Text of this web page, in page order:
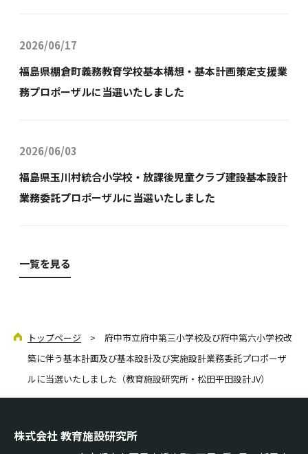
2026/06/17
福島県棚倉町義務教育学校基本構想・基本計画策定支援業
務プロポーザルに当選いたしました
2026/06/03
福島県玉川村統合小学校・放課後児童クラブ建設基本設計
業務委託プロポーザルに当選いたしました
一覧を見る
トップページ > 府中市立府中第三小学校及び府中第六小学校改
築に伴う基本計画及び基本設計及び実施設計業務委託プロポーザ
ルに当選いたしました（教育施設研究所・松田平田設計JV）
株式会社 教育施設研究所